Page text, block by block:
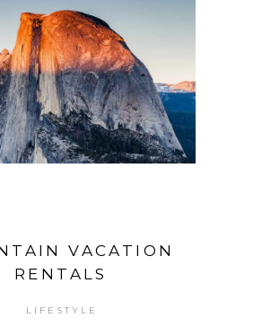
VACATION
RENTALS
LIFESTYLE